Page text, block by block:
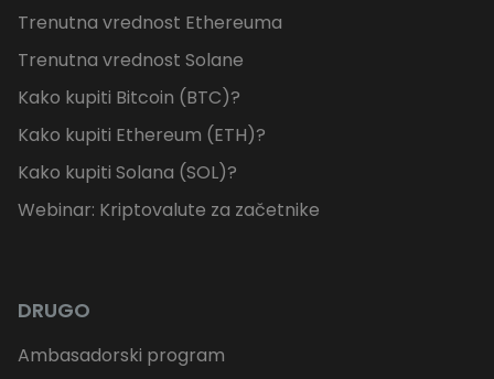
Trenutna vrednost Ethereuma
Trenutna vrednost Solane
Kako kupiti Bitcoin (BTC)?
Kako kupiti Ethereum (ETH)?
Kako kupiti Solana (SOL)?
Webinar: Kriptovalute za začetnike
DRUGO
Ambasadorski program